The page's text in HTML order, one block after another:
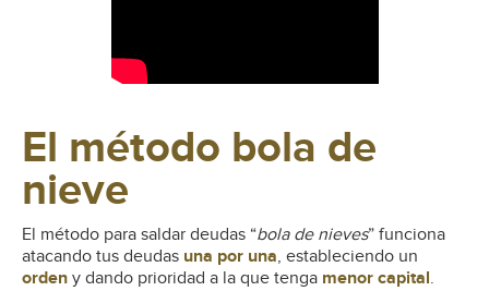
El método bola de
nieve
El método para saldar deudas “bola de nieves” funciona
atacando tus deudas una por una, estableciendo un
orden y dando prioridad a la que tenga menor capital.